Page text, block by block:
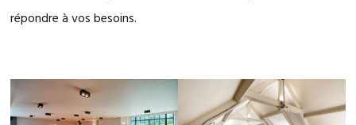
répondre à vos besoins.